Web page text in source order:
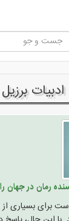
ادبیات برزیل
رمان در جهان
برای بسیاری از